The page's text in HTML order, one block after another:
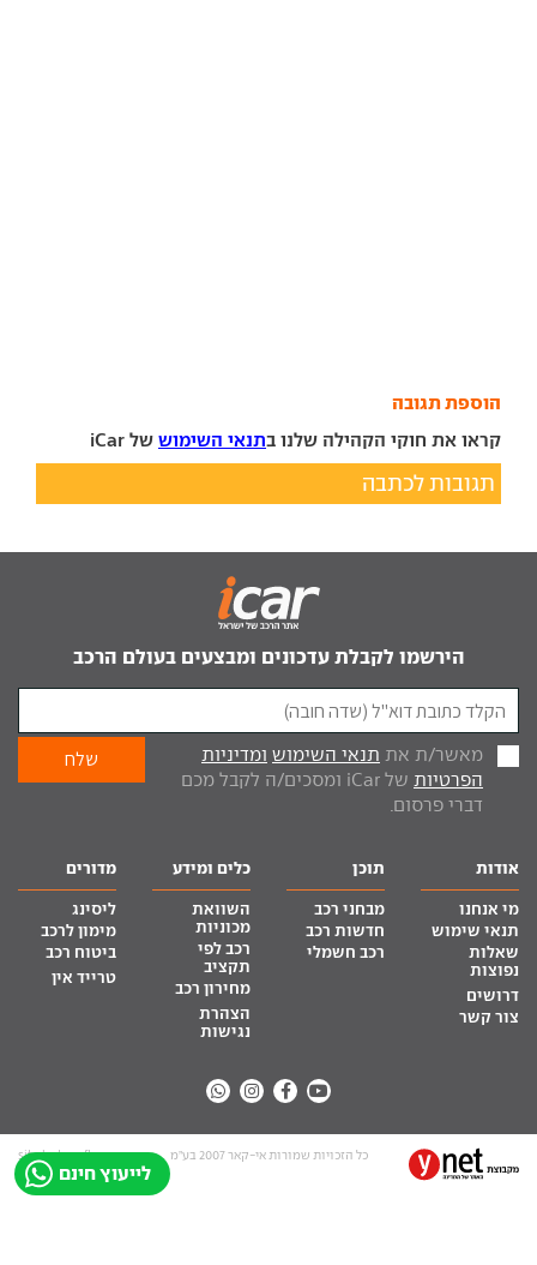
הוספת תגובה
קראו את חוקי הקהילה שלנו בתנאי השימוש של iCar
תגובות לכתבה
לייעוץ חינם
הירשמו לקבלת עדכונים ומבצעים בעולם הרכב
מאשר/ת את תנאי השימוש ומדיניות
הפרטיות
של iCar ומסכים/ה לקבל מכם
דברי פרסום.
אודות
מי אנחנו
תנאי שימוש
שאלות
נפוצות
דרושים
צור קשר
תוכן
מבחני רכב
חדשות רכב
רכב חשמלי
כלים ומידע
השוואת
מכוניות
רכב לפי
תקציב
מחירון רכב
הצהרת
נגישות
מדורים
ליסינג
מימון לרכב
ביטוח רכב
טרייד אין
כל הזכויות שמורות אי-קאר 2007 בע”מ site by tq.soft